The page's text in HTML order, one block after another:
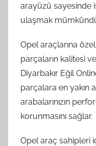
arayüzü sayesinde
ulaşmak
Opel araçlarına
parçaların kalitesi
Diyarbakır Eğil
parçalara en yakın
arabalarınızın
korunmasını sağlar.
Opel araç sahipleri